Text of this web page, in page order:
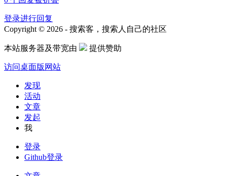
登录进行回复
Copyright © 2026 - 搜索客，搜索人自己的社区
本站服务器及带宽由 提供赞助
访问桌面版网站
发现
活动
文章
发起
我
登录
Github登录